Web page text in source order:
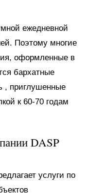
ежедневной
Поэтому многие
оформленные в
бархатные
, приглушенные
к 60-70 годам
DASP
услуги по